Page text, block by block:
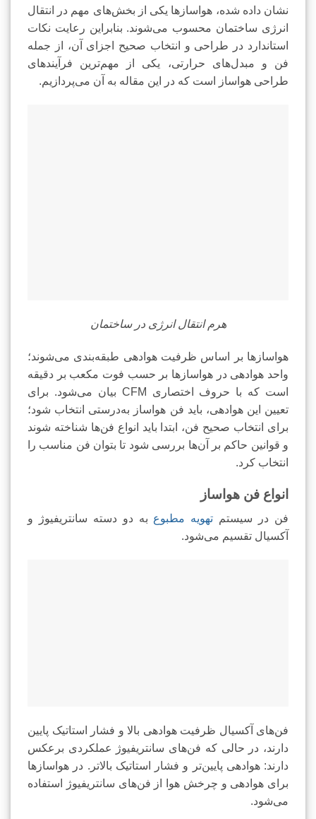
نشان داده شده، هواسازها یکی از بخش‌های مهم در انتقال
انرژی ساختمان محسوب می‌شوند. بنابراین رعایت نکات
استاندارد در طراحی و انتخاب صحیح اجزای آن، از جمله
فن و مبدل‌های حرارتی، یکی از مهم‌ترین فرآیندهای
طراحی هواساز است که در این مقاله به آن می‌پردازیم.
هرم انتقال انرژی در ساختمان
هواسازها بر اساس ظرفیت هوادهی طبقه‌بندی می‌شوند؛
واحد هوادهی در هواسازها بر حسب فوت مکعب بر دقیقه
است که با حروف اختصاری CFM بیان می‌شود. برای
تعیین این هوادهی، باید فن هواساز به‌درستی انتخاب شود؛
برای انتخاب صحیح فن، ابتدا باید انواع فن‌ها شناخته شوند
و قوانین حاکم بر آن‌ها بررسی شود تا بتوان فن مناسب را
انتخاب کرد.
انواع فن هواساز
فن در سیستم تهویه مطبوع به دو دسته سانتریفیوژ و
آکسیال تقسیم می‌شود.
فن‌های آکسیال ظرفیت هوادهی بالا و فشار استاتیک پایین
دارند، در حالی که فن‌های سانتریفیوژ عملکردی برعکس
دارند: هوادهی پایین‌تر و فشار استاتیک بالاتر. در هواسازها
برای هوادهی و چرخش هوا از فن‌های سانتریفیوژ استفاده
می‌شود.